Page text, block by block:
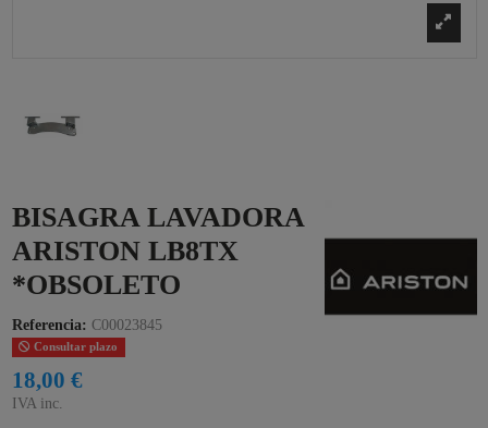
BISAGRA LAVADORA
ARISTON LB8TX
*OBSOLETO
Referencia: C00023845
Consultar plazo
18,00 €
IVA inc.